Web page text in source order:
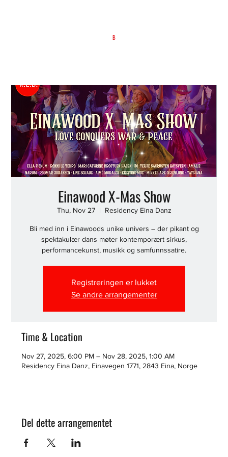
B
Einawood X-Mas Show
Thu, Nov 27
  |
Residency Eina Danz
Bli med inn i Einawoods unike univers – der pikant og
spektakulær dans møter kontemporært sirkus,
performancekunst, musikk og samfunnssatire.
Registreringen er lukket
Se andre arrangementer
Time & Location
Nov 27, 2025, 6:00 PM – Nov 28, 2025, 1:00 AM
Residency Eina Danz, Einavegen 1771, 2843 Eina, Norge
Del dette arrangementet